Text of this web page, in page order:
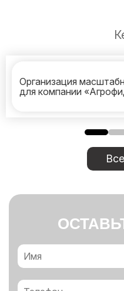
Организация
для компании